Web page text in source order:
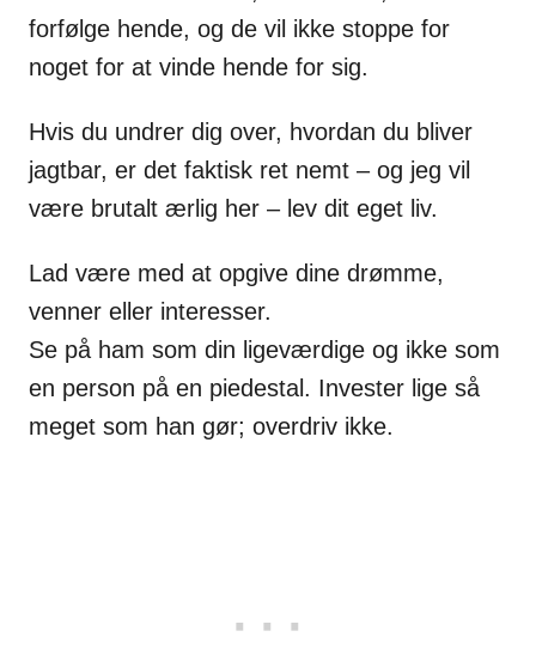
forfølge hende, og de vil ikke stoppe for
noget for at vinde hende for sig.
Hvis du undrer dig over, hvordan du bliver
jagtbar, er det faktisk ret nemt – og jeg vil
være brutalt ærlig her – lev dit eget liv.
Lad være med at opgive dine drømme,
venner eller interesser.
Se på ham som din ligeværdige og ikke som
en person på en piedestal. Invester lige så
meget som han gør; overdriv ikke.